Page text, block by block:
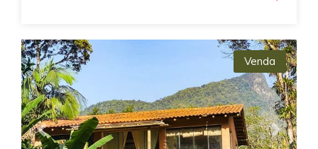
Previous Next
Venda